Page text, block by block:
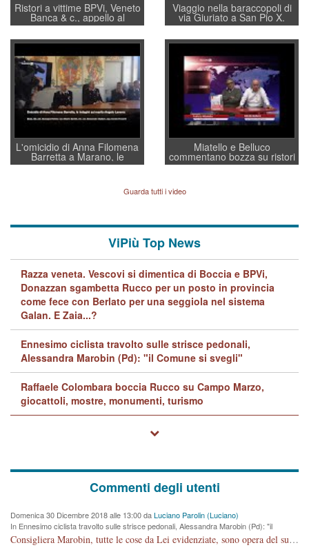
Ristori a vittime BPVi, Veneto
Banca & c., appello al
sottosegretario Alessio
Villarosa: per mettere ordine
convochi con Di Maio CNCU
a supporto della cabina di
regia al Mef
Viaggio nella baraccopoli di
via Giuriato a San Pio X.
Vicenza ai Vicentini: “faremo
un regalo di Natale ai
residenti”
L'omicidio di Anna Filomena
Barretta a Marano, le
indagini dei carabinieri di
quelle di... Barbara D'Urso
Miatello e Belluco
commentano bozza su ristori
BPVi e Veneto Banca
Guarda tutti i video
ViPiù Top News
Razza veneta. Vescovi si dimentica di Boccia e BPVi,
Donazzan sgambetta Rucco per un posto in provincia
come fece con Berlato per una seggiola nel sistema
Galan. E Zaia...?
Ennesimo ciclista travolto sulle strisce pedonali,
Alessandra Marobin (Pd): "il Comune si svegli"
Raffaele Colombara boccia Rucco su Campo Marzo,
giocattoli, mostre, monumenti, turismo
Commenti degli utenti
Domenica 30 Dicembre 2018 alle 13:00 daLuciano Parolin (Luciano)
In Ennesimo ciclista travolto sulle strisce pedonali, Alessandra Marobin (Pd): "il
Comune si svegli"
Consigliera Marobin, tutte le cose da Lei evidenziate, sono opera del suo ex Assessore e compagno di Partito Antonio Marco Dalla Pozza Assessore alla "progettazione" di piste ciclabili e altre porcherie. A lui manderei il conto da saldare per incidenti e danni alle persone. E' ora che "finiamola." Avete perso rassegnatevi. qui IL SINDACO RUCCO NON C'ENTRA PER NIENTE. CAPITO!!!!!!!! Amen.